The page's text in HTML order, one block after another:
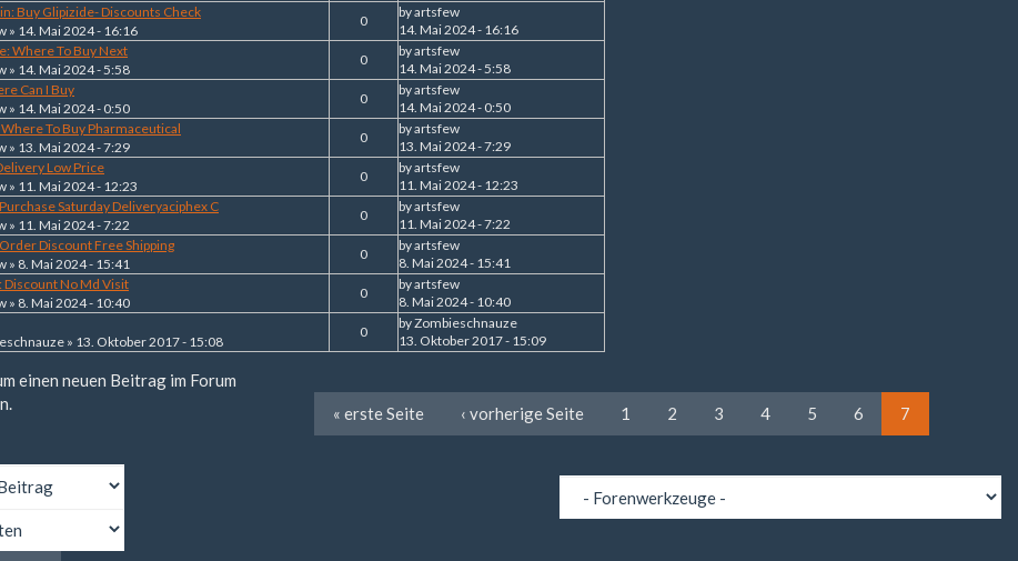
Buy Glipizide- Discounts Check
» 14. Mai 2024 - 16:16
0
byartsfew
14. Mai 2024 - 16:16
Where To Buy Next
» 14. Mai 2024 - 5:58
0
byartsfew
14. Mai 2024 - 5:58
Can I Buy
» 14. Mai 2024 - 0:50
0
byartsfew
14. Mai 2024 - 0:50
To Buy Pharmaceutical
» 13. Mai 2024 - 7:29
0
byartsfew
13. Mai 2024 - 7:29
Low Price
» 11. Mai 2024 - 12:23
0
byartsfew
11. Mai 2024 - 12:23
Saturday Deliveryaciphex C
» 11. Mai 2024 - 7:22
0
byartsfew
11. Mai 2024 - 7:22
Discount Free Shipping
» 8. Mai 2024 - 15:41
0
byartsfew
8. Mai 2024 - 15:41
No Md Visit
» 8. Mai 2024 - 10:40
0
byartsfew
8. Mai 2024 - 10:40
» 13. Oktober 2017 - 15:08
0
byZombieschnauze
13. Oktober 2017 - 15:09
einen neuen Beitrag im Forum
« erste Seite ‹ vorherige Seite 1 2 3 4 5 6 7